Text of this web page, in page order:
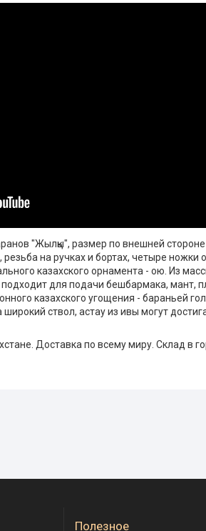
"Жылқы", размер по внешней
на ручках и бортах, четыре ножки
казахского орнамента - ою. Из
для подачи бешбармака, мант,
казахского угощения - бараньей
ствол, астау из ивы могут
Доставка по всему миру. Склад в
Полезное